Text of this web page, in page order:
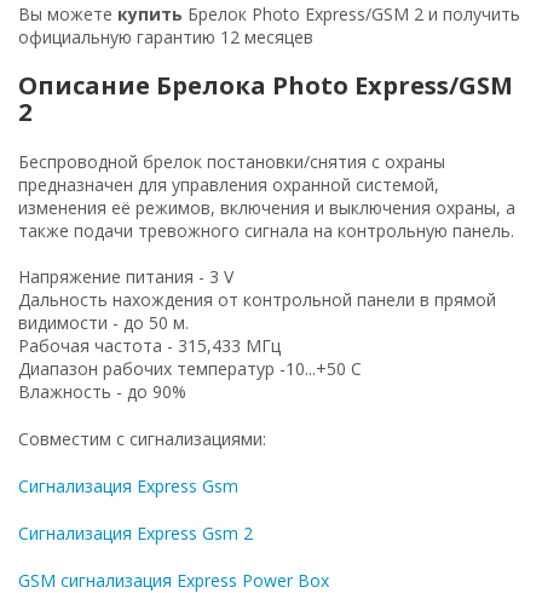
Вы можете купить Брелок Photo Express/GSM 2 и получить
официальную гарантию 12 месяцев
Описание Брелока Photo Express/GSM
2
Беспроводной брелок постановки/снятия с охраны
предназначен для управления охранной системой,
изменения её режимов, включения и выключения охраны, а
также подачи тревожного сигнала на контрольную панель.
Напряжение питания - 3 V
Дальность нахождения от контрольной панели в прямой
видимости - до 50 м.
Рабочая частота - 315,433 МГц
Диапазон рабочих температур -10...+50 С
Влажность - до 90%
Совместим с сигнализациями:
Сигнализация Express Gsm
Сигнализация Express Gsm 2
GSM сигнализация Express Power Box